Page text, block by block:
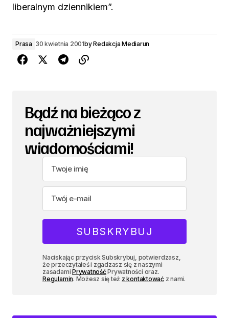
liberalnym dziennikiem”.
Prasa 30 kwietnia 2001byRedakcja Mediarun
Bądź na bieżąco z
najważniejszymi
wiadomościami!
Naciskając przycisk Subskrybuj, potwierdzasz,
że przeczytałeś i zgadzasz się z naszymi
zasadamiPrywatnośćPrywatności oraz.
Regulamin. Możesz się też z kontaktowaćz nami.